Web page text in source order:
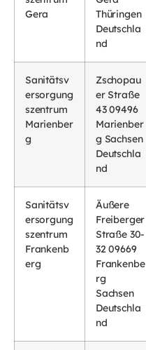
Gera
Thüringen
Deutschla
nd
Sanitätsv
ersorgung
szentrum
Marienber
g
Zschopau
er Straße
43 09496
Marienber
g Sachsen
Deutschla
nd
Sanitätsv
ersorgung
szentrum
Frankenb
erg
Äußere
Freiberger
Straße 30-
32 09669
Frankenbe
rg
Sachsen
Deutschla
nd